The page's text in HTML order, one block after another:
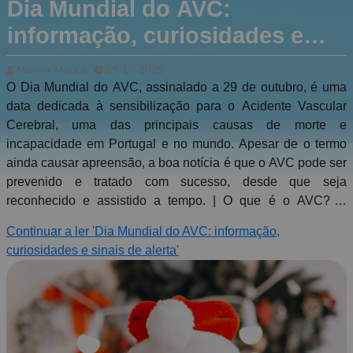
Dia Mundial do AVC:
informação, curiosidades e
sinais de alerta
Marina Moura 29-10-2025
O Dia Mundial do AVC, assinalado a 29 de outubro, é uma
data dedicada à sensibilização para o Acidente Vascular
Cerebral, uma das principais causas de morte e
incapacidade em Portugal e no mundo. Apesar de o termo
ainda causar apreensão, a boa notícia é que o AVC pode ser
prevenido e tratado com sucesso, desde que seja
reconhecido e assistido a tempo. | O que é o AVC? O
fornecimento de sangue a uma parte do cérebro é
interrompido ou reduzido, impedindo o oxigénio e os
nutrientes de chegarem às células cerebrais. Sem este fluxo
sanguíneo, as células do cérebro começam a morrer em
poucos minutos. Existem dois tipos principais de AVC: AVC
isquémico – resulta da obstrução de uma artéria cerebral
Continuar a ler 'Dia Mundial do AVC: informação,
curiosidades e sinais de alerta'